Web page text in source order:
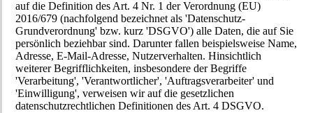
auf die Definition des Art. 4 Nr. 1 der Verordnung (EU)
2016/679 (nachfolgend bezeichnet als 'Datenschutz-
Grundverordnung' bzw. kurz 'DSGVO') alle Daten, die auf Sie
persönlich beziehbar sind. Darunter fallen beispielsweise Name,
Adresse, E-Mail-Adresse, Nutzerverhalten. Hinsichtlich
weiterer Begrifflichkeiten, insbesondere der Begriffe
'Verarbeitung', 'Verantwortlicher', 'Auftragsverarbeiter' und
'Einwilligung', verweisen wir auf die gesetzlichen
datenschutzrechtlichen Definitionen des Art. 4 DSGVO.